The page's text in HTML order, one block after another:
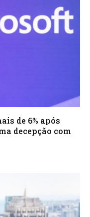
de 6% após
decepção com